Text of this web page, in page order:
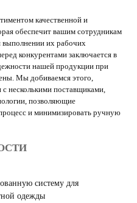
качественной и
обеспечит вашим сотрудникам
их рабочих
конкурентами заключается в
нашей продукции при
Мы добиваемся этого,
несколькими поставщиками,
позволяющие
и минимизировать ручную